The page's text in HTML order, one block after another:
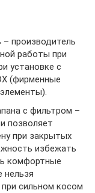
производитель
работы при
установке с
(фирменные
с фильтром –
позволяет
при закрытых
избежать
комфортные
нельзя
сильном косом